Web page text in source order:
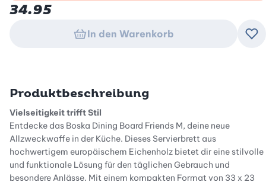
34.95
In den Warenkorb
Produktbeschreibung
Vielseitigkeit trifft Stil
Entdecke das Boska Dining Board Friends M, deine neue
Allzweckwaffe in der Küche. Dieses Servierbrett aus
hochwertigem europäischem Eichenholz bietet dir eine stilvolle
und funktionale Lösung für den täglichen Gebrauch und
besondere Anlässe. Mit einem kompakten Format von 33 x 23